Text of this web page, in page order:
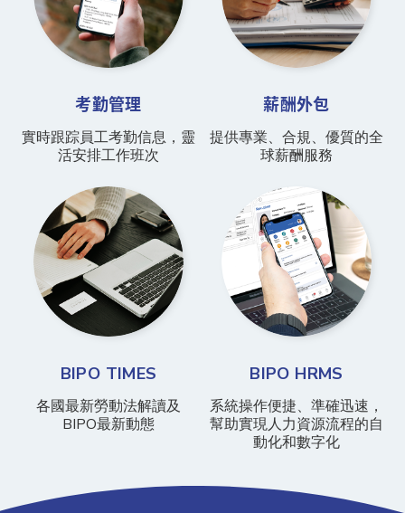
考勤管理
實時跟踪員工考勤信息，靈
活安排工作班次
薪酬外包
提供專業、合規、優質的全
球薪酬服務
BIPO TIMES
各國最新勞動法解讀及
BIPO最新動態
BIPO HRMS
系統操作便捷、準確迅速，
幫助實現人力資源流程的自
動化和數字化